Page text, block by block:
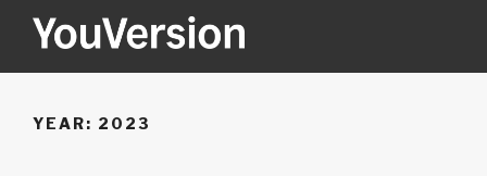
YOUVERSION
YEAR: 2023